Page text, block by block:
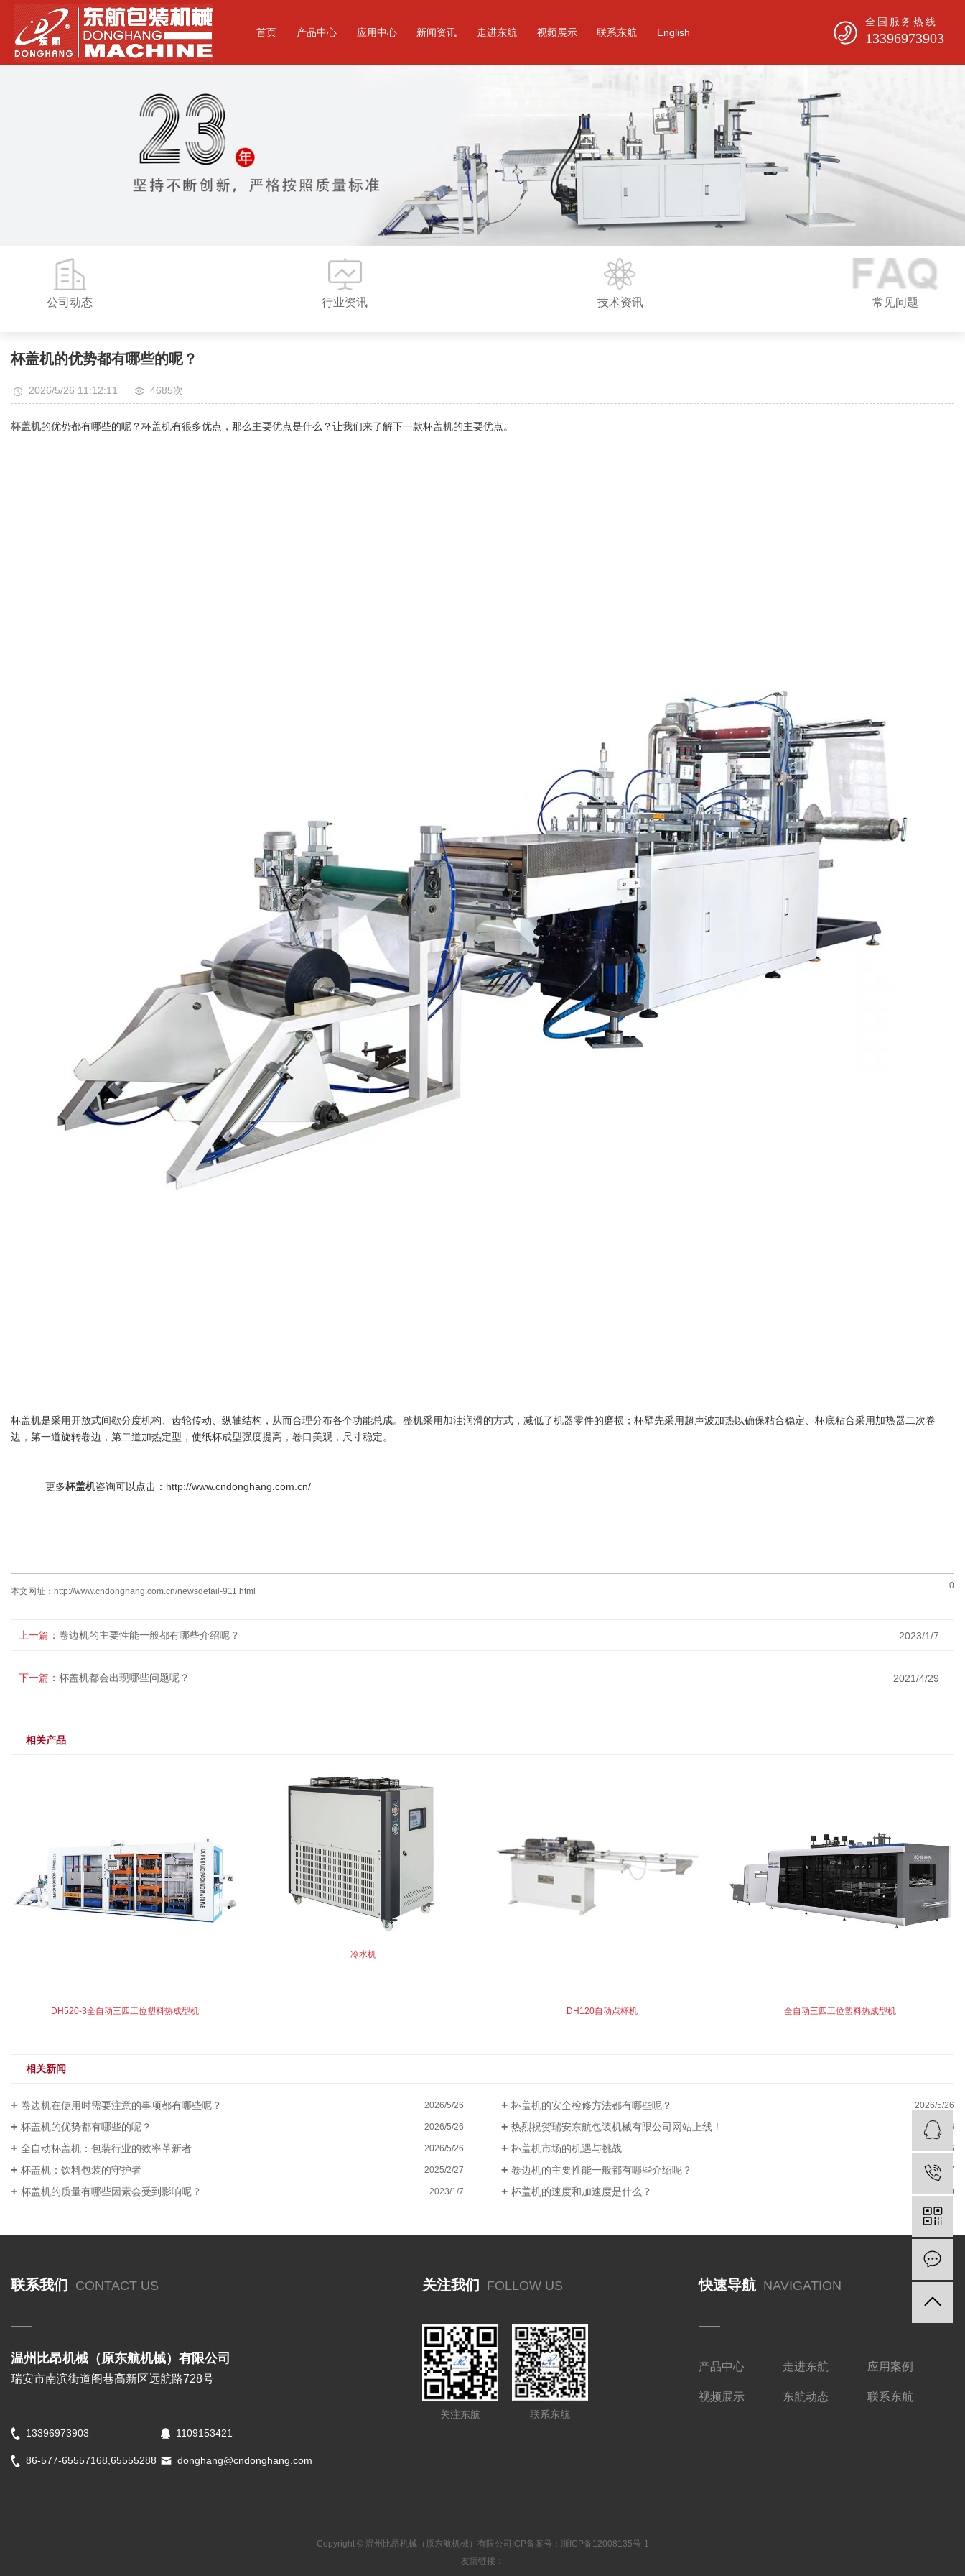
首页 产品中心
点杯机
应用中心 新闻资讯 走进东航 视频展示 联系东航 English
全国服务热线
13396973903
公司动态 行业资讯 技术资讯 常见问题
杯盖机的优势都有哪些的呢？
2026/5/26 11:12:11 4685次
杯盖机的优势都有哪些的呢？杯盖机有很多优点，那么主要优点是什么？让我们来了解下一款杯盖机的主要优点。
杯盖机是采用开放式间歇分度机构、齿轮传动、纵轴结构，从而合理分布各个功能总成。整机采用加油润滑的方式，减低了机器零件的磨损；杯壁先采用超声波加热以确保粘合稳定、杯底粘合采用加热器二次卷
边，第一道旋转卷边，第二道加热定型，使纸杯成型强度提高，卷口美观，尺寸稳定。
更多杯盖机咨询可以点击：http://www.cndonghang.com.cn/
0
本文网址： http://www.cndonghang.com.cn/newsdetail-911.html
上一篇： 卷边机的主要性能一般都有哪些介绍呢？ 2023/1/7
下一篇： 杯盖机都会出现哪些问题呢？ 2021/4/29
相关产品
DH520-3全自动三四工位塑料热成型机
冷水机
DH120自动点杯机 全自动三四工位塑料热成型机
相关新闻
卷边机在使用时需要注意的事项都有哪些呢？ 2026/5/26 杯盖机的安全检修方法都有哪些呢？ 2026/5/26
杯盖机的优势都有哪些的呢？ 2026/5/26 热烈祝贺瑞安东航包装机械有限公司网站上线！ 2026/5/26
全自动杯盖机：包装行业的效率革新者 2026/5/26 杯盖机市场的机遇与挑战 2026/5/26
杯盖机：饮料包装的守护者 2025/2/27 卷边机的主要性能一般都有哪些介绍呢？ 2023/1/7
杯盖机的质量有哪些因素会受到影响呢？ 2023/1/7 杯盖机的速度和加速度是什么？ 2022/4/20
联系我们 CONTACT US
温州比昂机械（原东航机械）有限公司
瑞安市南滨街道阁巷高新区远航路728号
13396973903 1109153421
86-577-65557168,65555288 donghang@cndonghang.com
关注我们 FOLLOW US
关注东航 联系东航
快速导航 NAVIGATION
产品中心 走进东航 应用案例
视频展示 东航动态 联系东航
Copyright © 温州比昂机械（原东航机械）有限公司ICP备案号： 浙ICP备12008135号-1
友情链接：